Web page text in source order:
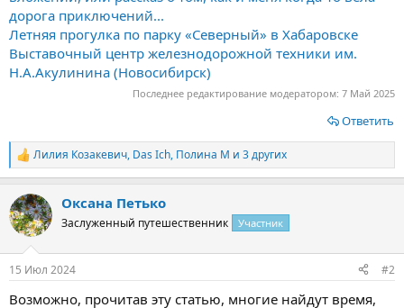
дорога приключений...
Летняя прогулка по парку «Северный» в Хабаровске
Выставочный центр железнодорожной техники им.
Н.А.Акулинина (Новосибирск)
Последнее редактирование модератором: 7 Май 2025
Ответить
Р
е
к
ц
и
Лилия Козакевич, Das Ich, Полина М и 3 других
Оксана Петько
Заслуженный путешественник Участник
15 Июл 2024 #2
Возможно, прочитав эту статью, многие найдут время,